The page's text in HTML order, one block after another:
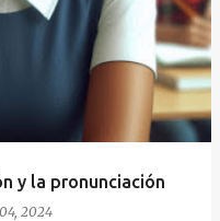
y la pronunciación
2024